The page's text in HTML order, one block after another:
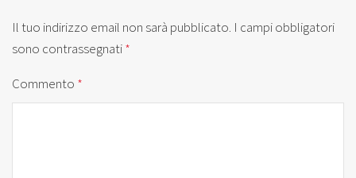
Il tuo indirizzo email non sarà pubblicato. I campi obbligatori
sono contrassegnati*
Commento *